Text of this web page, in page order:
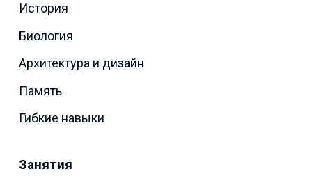
История
Биология
Архитектура и дизайн
Память
Гибкие навыки
Занятия